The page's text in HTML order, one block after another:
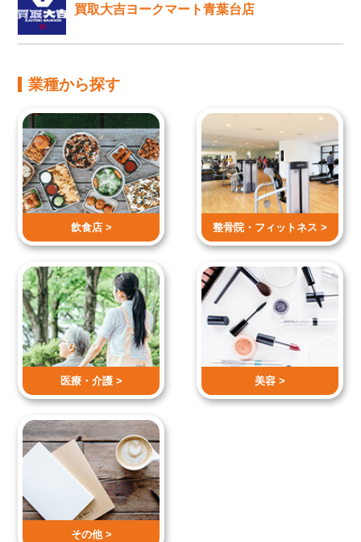
買取大吉ヨークマート青葉台店
業種から探す
飲食店 > 整骨院・ フィットネス >
医療・介護 > 美容 >
その他 >